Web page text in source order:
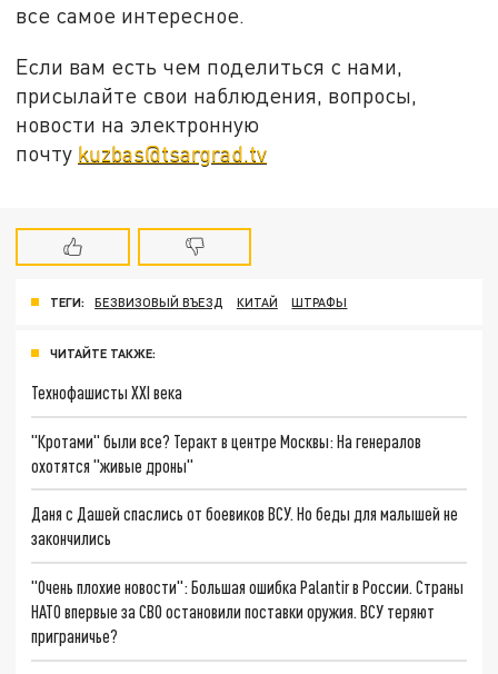
все самое интересное.
Если вам есть чем поделиться с нами,
присылайте свои наблюдения, вопросы,
новости на электронную
почту kuzbas@tsargrad.tv
ТЕГИ: БЕЗВИЗОВЫЙ ВЪЕЗД КИТАЙ ШТРАФЫ
ЧИТАЙТЕ ТАКЖЕ:
Технофашисты XXI века
"Кротами" были все? Теракт в центре Москвы: На генералов
охотятся "живые дроны"
Даня с Дашей спаслись от боевиков ВСУ. Но беды для малышей не
закончились
"Очень плохие новости": Большая ошибка Palantir в России. Страны
НАТО впервые за СВО остановили поставки оружия. ВСУ теряют
приграничье?